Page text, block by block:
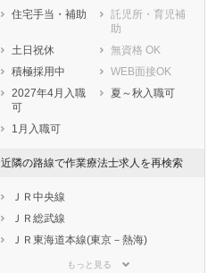
住宅手当・補助
託児所・育児補
助
土日祝休
無資格 OK
積極採用中
WEB面接OK
2027年4月入職
可
夏～秋入職可
1月入職可
近隣の路線で作業療法士求人を再検索
ＪＲ中央線
ＪＲ総武線
ＪＲ東海道本線(東京－熱海)
ＪＲ京浜東北線もっと見る